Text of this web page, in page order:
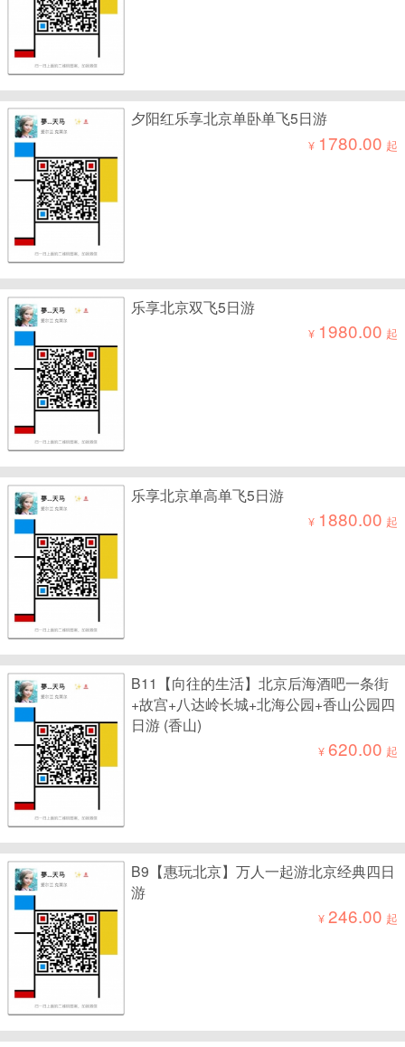
夕阳红乐享北京单卧单飞5日游
¥ 1780.00 起
乐享北京双飞5日游
¥ 1980.00 起
乐享北京单高单飞5日游
¥ 1880.00 起
B11【向往的生活】北京后海酒吧一条街
+故宫+八达岭长城+北海公园+香山公园四
日游 (香山)
¥620.00 起
B9【惠玩北京】万人一起游北京经典四日
游
¥246.00 起